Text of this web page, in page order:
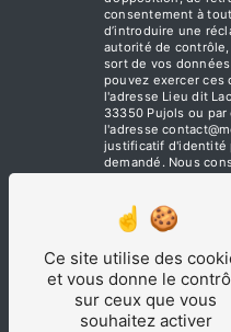
consentement à
d’introduire une
autorité de contrôle,
sort de vos
pouvez exercer ces
l'adresse Lieu dit
33350 Pujols ou
l'adresse
justificatif d'identité
demandé. Nous
pendant la période
pendant la durée
fins probatoires et
contentieux. Vous
inscrire sur la liste
démarchage
adresse:
cnil.fr pour plus
Ce site utilise des
et vous donne le
sur ceux que vous
souhaitez activer